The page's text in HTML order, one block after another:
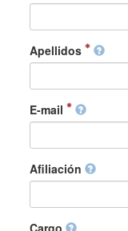
Apellidos
E-mail
Afiliación
Cargo